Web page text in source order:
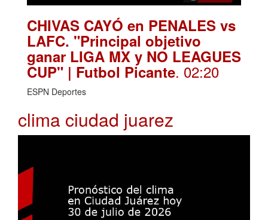
CHIVAS CAYÓ en PENALES vs
LAFC. "Principal objetivo
ganar LIGA MX y NO LEAGUES
CUP" | Futbol Picante. 02:20
ESPN Deportes
clima ciudad juarez